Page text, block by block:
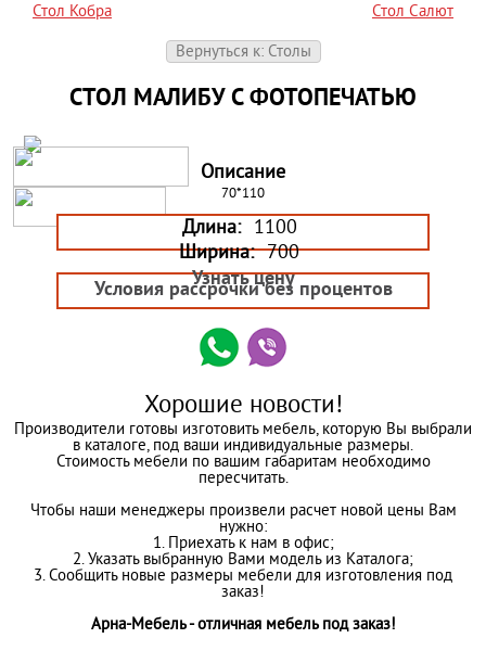
Стол Кобра
Стол Салют
Вернуться к: Столы
СТОЛ МАЛИБУ С ФОТОПЕЧАТЬЮ
Описание
70*110
Длина: 1100
Ширина: 700
Узнать цену
Условия рассрочки без процентов
Хорошие новости!
Производители готовы изготовить мебель, которую Вы выбрали
в каталоге, под ваши индивидуальные размеры.
Стоимость мебели по вашим габаритам необходимо
пересчитать.
Чтобы наши менеджеры произвели расчет новой цены Вам
нужно:
1. Приехать к нам в офис;
2. Указать выбранную Вами модель из Каталога;
3. Сообщить новые размеры мебели для изготовления под
заказ!
Арна-Мебель - отличная мебель под заказ!